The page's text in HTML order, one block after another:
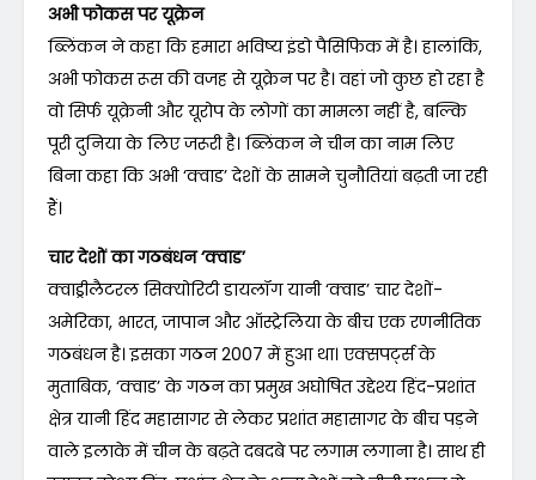
अभी फोकस पर यूक्रेन
ब्लिंकन ने कहा कि हमारा भविष्य इंडो पैसिफिक में है। हालांकि,
अभी फोकस रूस की वजह से यूक्रेन पर है। वहां जो कुछ हो रहा है
वो सिर्फ यूक्रेनी और यूरोप के लोगों का मामला नहीं है, बल्कि
पूरी दुनिया के लिए जरूरी है। ब्लिंकन ने चीन का नाम लिए
बिना कहा कि अभी ‘क्वाड’ देशों के सामने चुनौतियां बढ़ती जा रही
हैं।
चार देशों का गठबंधन ‘क्वाड’
क्वाड्रीलैटरल सिक्योरिटी डायलॉग यानी ‘क्वाड’ चार देशों-
अमेरिका, भारत, जापान और ऑस्ट्रेलिया के बीच एक रणनीतिक
गठबंधन है। इसका गठन 2007 में हुआ था। एक्सपर्ट्स के
मुताबिक, ‘क्वाड’ के गठन का प्रमुख अघोषित उद्देश्य हिंद-प्रशांत
क्षेत्र यानी हिंद महासागर से लेकर प्रशांत महासागर के बीच पड़ने
वाले इलाके में चीन के बढ़ते दबदबे पर लगाम लगाना है। साथ ही